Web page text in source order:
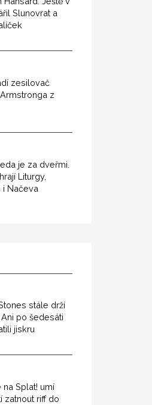
Slunovrat a
zesilovač
z
je za dveřmi.
Liturgy,
i Načeva
stále drží
po šedesáti
jiskru
Splat! umí
zatnout riff do